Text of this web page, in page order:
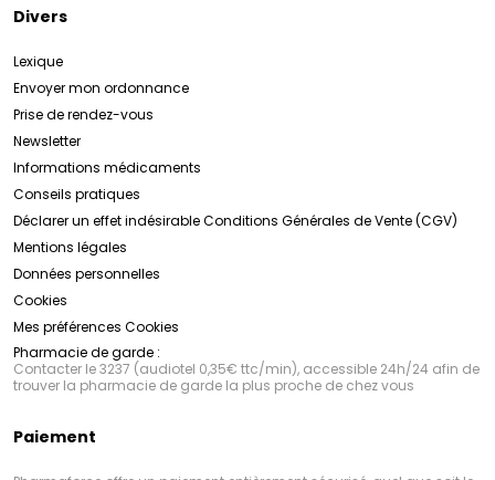
Divers
Lexique
Envoyer mon ordonnance
Prise de rendez-vous
Newsletter
Informations médicaments
Conseils pratiques
Déclarer un effet indésirableConditions Générales de Vente (CGV)
Mentions légales
Données personnelles
Cookies
Mes préférences Cookies
Pharmacie de garde :
Contacter le 3237 (audiotel 0,35€ ttc/min), accessible 24h/24 afin de
trouver la pharmacie de garde la plus proche de chez vous
Paiement